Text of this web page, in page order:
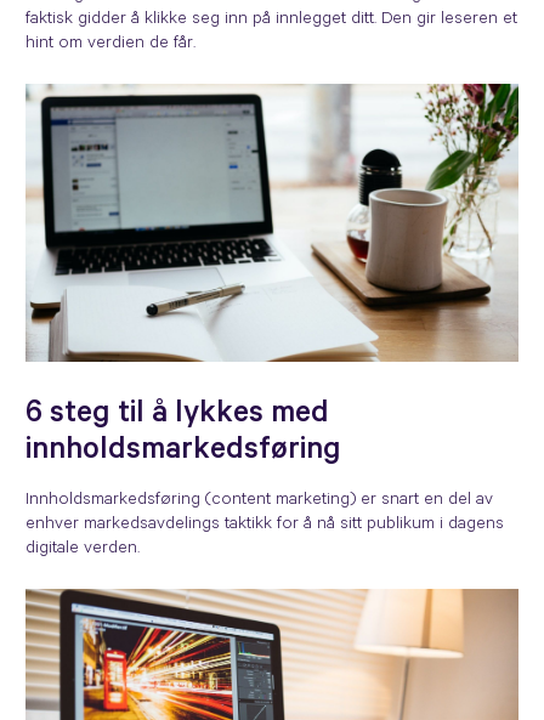
faktisk gidder å klikke seg inn på innlegget ditt. Den gir leseren et
hint om verdien de får.
6 steg til å lykkes med
innholdsmarkedsføring
Innholdsmarkedsføring (content marketing) er snart en del av
enhver markedsavdelings taktikk for å nå sitt publikum i dagens
digitale verden.